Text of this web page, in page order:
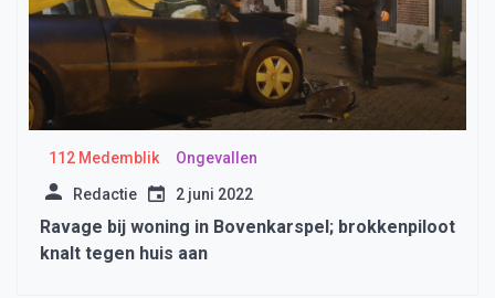
112 Medemblik Ongevallen
Redactie 2 juni 2022
Ravage bij woning in Bovenkarspel; brokkenpiloot
knalt tegen huis aan